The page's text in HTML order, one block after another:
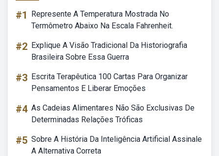
#1
Represente A Temperatura Mostrada No
Termômetro Abaixo Na Escala Fahrenheit.
#2 Explique A Visão Tradicional Da Historiografia
Brasileira Sobre Essa Guerra
#3 Escrita Terapêutica 100 Cartas Para Organizar
Pensamentos E Liberar Emoções
#4 As Cadeias Alimentares Não São Exclusivas De
Determinadas Relações Tróficas
#5 Sobre A História Da Inteligência Artificial Assinale
A Alternativa Correta